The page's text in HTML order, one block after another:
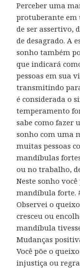
Perceber uma
protuberante em
de ser assertivo,
de desagrado. A
sonho também
que indicará
pessoas em sua
transmitindo
é considerada o
temperamento
sabe como fazer
sonho com uma
muitas pessoas
mandíbulas
ou no trabalho,
Neste sonho
mandíbula forte.
Observei o
cresceu ou
mandíbula
Mudanças
Você põe o
injustiça ou